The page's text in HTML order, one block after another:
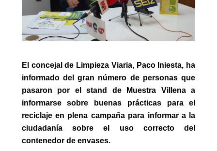
El concejal de Limpieza Viaria, Paco Iniesta, ha
informado del gran número de personas que
pasaron por el stand de Muestra Villena a
informarse sobre buenas prácticas para el
reciclaje en plena campaña para informar a la
ciudadanía sobre el uso correcto del
contenedor de envases.